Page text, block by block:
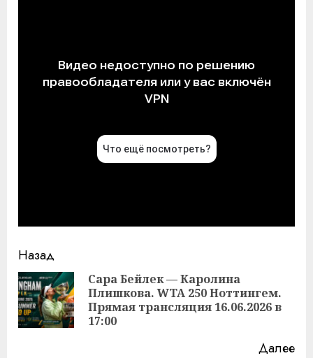
Продолжить
чтение
Назад
Сара Бейлек — Каролина
Плишкова. WTA 250 Ноттингем.
Прямая трансляция 16.06.2026 в
17:00
Далее